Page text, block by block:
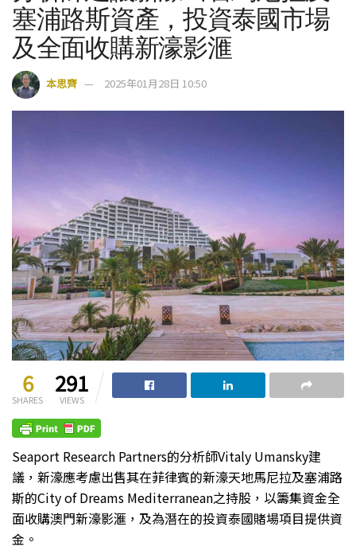
塞浦路斯資產，投資泰國市場
及全面收購新濠影滙
本思齊 2025年01月28日 10:50
6
SHARES
291
VIEWS
Seaport Research Partners的分析師Vitaly Umansky建
議，新濠應考慮出售其在菲律賓的新濠天地馬尼拉及塞浦路
斯的City of Dreams Mediterranean之持股，以籌集資金全
面收購澳門新濠影滙，及為潛在的投資泰國賭場項目提供資
金。